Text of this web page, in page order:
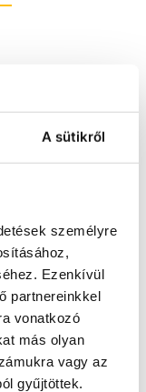
A sütikről
személyre
Ezenkívül
partnereinkkel
vonatkozó
más olyan
vagy az
gyűjtöttek.
2